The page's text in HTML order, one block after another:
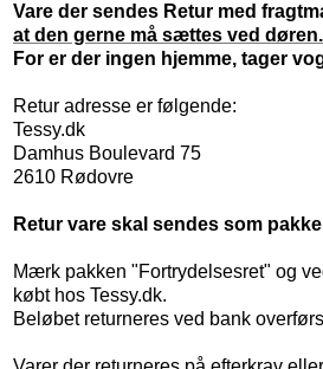
Vare der sendes Retur med
at den gerne må sættes ved døren.
For er der ingen hjemme, tager
Retur adresse er følgende:
Tessy.dk
Damhus Boulevard 75
2610 Rødovre
Retur vare skal sendes som
Mærk pakken "Fortrydelsesret" og
købt hos Tessy.dk.
Beløbet returneres ved bank